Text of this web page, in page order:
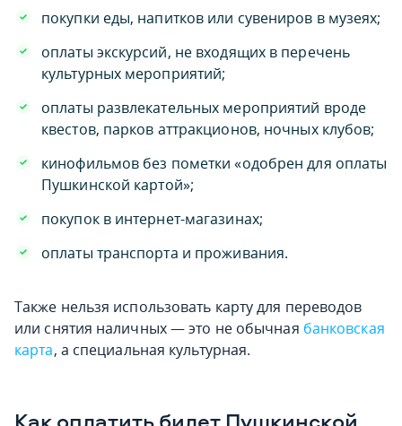
покупки еды, напитков или сувениров в музеях;
оплаты экскурсий, не входящих в перечень
культурных мероприятий;
оплаты развлекательных мероприятий вроде
квестов, парков аттракционов, ночных клубов;
кинофильмов без пометки «одобрен для оплаты
Пушкинской картой»;
покупок в интернет-магазинах;
оплаты транспорта и проживания.
Также нельзя использовать карту для переводов
или снятия наличных — это не обычная банковская
карта, а специальная культурная.